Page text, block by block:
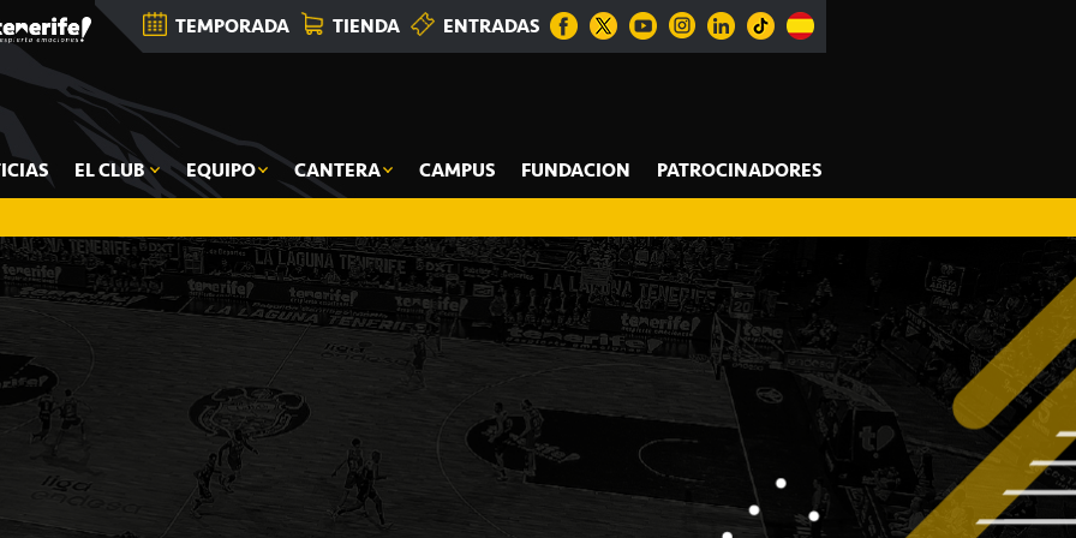
TEMPORADA TIENDA ENTRADAS
EL CLUB EQUIPO CANTERA CAMPUS FUNDACION PATROCINADORES